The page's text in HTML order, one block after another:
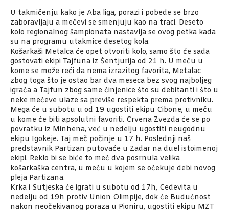
U takmičenju kako je Aba liga, porazi i pobede se brzo
zaboravljaju a mečevi se smenjuju kao na traci. Deseto
kolo regionalnog šampionata nastavlja se ovog petka kada
su na programu utakmice desetog kola.
Košarkaši Metalca će opet otvoriti kolo, samo što će sada
gostovati ekipi Tajfuna iz Šentjurija od 21 h. U meču u
kome se može reći da nema izrazitog favorita, Metalac
zbog toga što je ostao bar dva meseca bez svog najboljeg
igrača a Tajfun zbog same činjenice što su debitanti i što u
neke mečeve ulaze sa previše respekta prema protivniku.
Mega će u subotu u od 19 ugostiti ekipu Cibone, u meču
u kome će biti apsolutni favoriti. Crvena Zvezda će se po
povratku iz Minhena, već u nedelju ugostiti neugodnu
ekipu Igokeje. Taj meč počinje u 17 h. Poslednji naš
predstavnik Partizan putovaće u Zadar na duel istoimenoj
ekipi. Reklo bi se biće to meč dva posrnula velika
košarkaška centra, u meču u kojem se očekuje debi novog
pleja Partizana.
Krka i Sutjeska će igrati u subotu od 17h, Cedevita u
nedelju od 19h protiv Union Olimpije, dok će Budućnost
nakon neočekivanog poraza u Pioniru, ugostiti ekipu MZT